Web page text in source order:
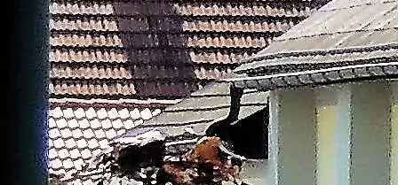
©
Karl Gradwohl